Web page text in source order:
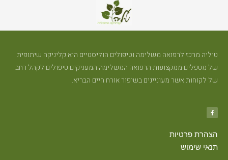
טיליה מרכז לרפואה משלימה וטיפולים הוליסטיים היא קליניקה שיתופית
של מטפלים ממקצועות הרפואה המשלימה המעניקים טיפולים לקהל רחב
של לקוחות אשר מעוניינים בשיפור אורח חיים הבריא.
הצהרת פרטיות
תנאי שימוש